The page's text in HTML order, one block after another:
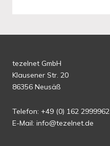
tezelnet GmbH
Klausener Str. 20
86356 Neusäß
Telefon: +49 (0) 162 2999962
E-Mail: info@tezelnet.de